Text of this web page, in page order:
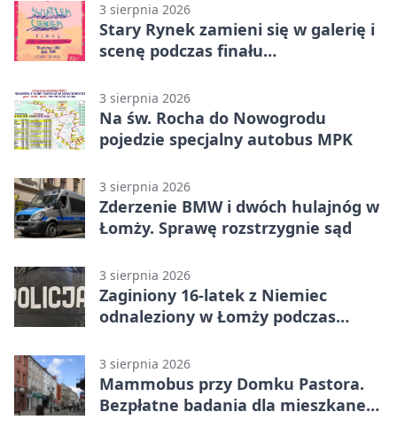
3 sierpnia 2026
Stary Rynek zamieni się w galerię i
scenę podczas finału
3 sierpnia 2026
Na św. Rocha do Nowogrodu
pojedzie specjalny autobus MPK
3 sierpnia 2026
Zderzenie BMW i dwóch hulajnóg w
Łomży. Sprawę rozstrzygnie sąd
3 sierpnia 2026
Zaginiony 16-latek z Niemiec
odnaleziony w Łomży podczas
3 sierpnia 2026
Mammobus przy Domku Pastora.
Bezpłatne badania dla mieszkanek